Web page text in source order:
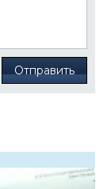
Отправить